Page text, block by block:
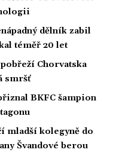
dělník zabil
téměř 20 let
Chorvatska
smršť
BKFC šampion
mladší kolegyně do
Švandové berou